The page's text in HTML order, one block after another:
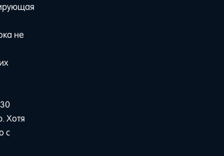
не
Хотя
с